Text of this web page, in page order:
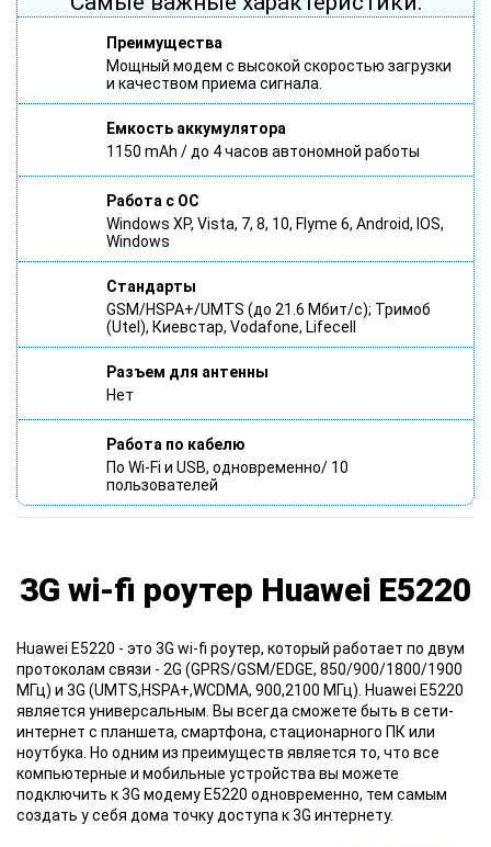
Преимущества
Мощный модем с высокой скоростью загрузки
и качеством приема сигнала.
Емкость аккумулятора
1150 mAh / до 4 часов автономной работы
Работа с ОС
Windows XP, Vista, 7, 8, 10, Flyme 6, Android, IOS,
Windows
Стандарты
GSM/HSPA+/UMTS (до 21.6 Мбит/с); Тримоб
(Utel), Киевстар, Vodafone, Lifecell
Разъем для антенны
Нет
Работа по кабелю
По Wi-Fi и USB, одновременно/ 10
пользователей
3G wi-fi роутер Huawei E5220
Huawei E5220 - это 3G wi-fi роутер, который работает по двум
протоколам связи - 2G (GPRS/GSM/EDGE, 850/900/1800/1900
МГц) и 3G (UMTS,HSPA+,WCDMA, 900,2100 МГц). Huawei E5220
является универсальным. Вы всегда сможете быть в сети-
интернет с планшета, смартфона, стационарного ПК или
ноутбука. Но одним из преимуществ является то, что все
компьютерные и мобильные устройства вы можете
подключить к 3G модему E5220 одновременно, тем самым
создать у себя дома точку доступа к 3G интернету.